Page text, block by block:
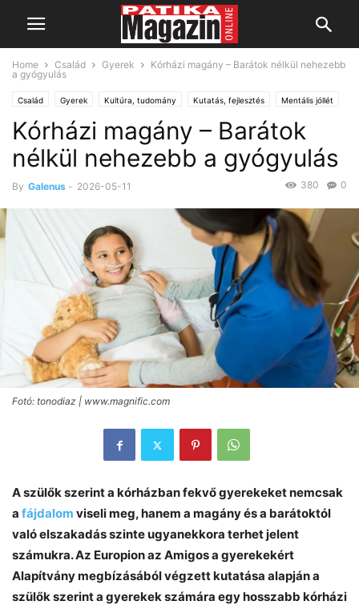
Home Család Gyerek
Kórházi magány – Barátok nélkül nehezebb
a gyógyulás
Család Gyerek Kultúra, tudomány Kutatás, fejlesztés Mentális jóllét
Kórházi magány – Barátok
nélkül nehezebb a gyógyulás
By Galenus - 2026-05-11 0
380
Fotó: tonodiaz | www.magnific.com
A szülők szerint a kórházban fekvő gyerekeket nemcsak
a fájdalom viseli meg, hanem a magány és a barátoktól
való elszakadás szinte ugyanekkora terhet jelent
számukra. Az Europion az Amigos a gyerekekért
Alapítvány megbízásából végzett kutatása alapján a
szülők szerint a gyerekek számára egy hosszabb kórházi